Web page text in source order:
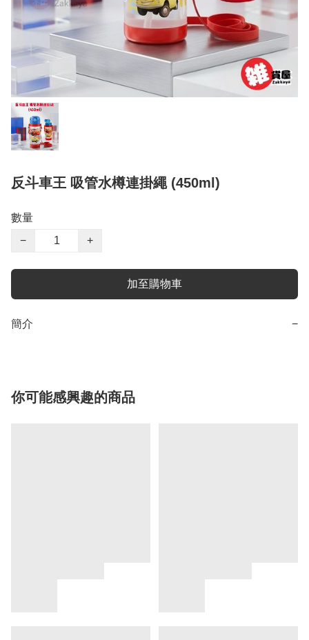
反斗車王 吸管水樽連掛繩 (450ml)
數量
−
+
加至購物車
簡介 −
你可能感興趣的商品